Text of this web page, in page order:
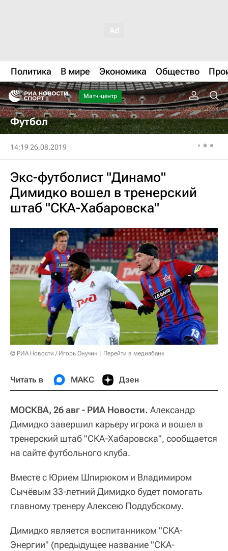
Политика В мире Экономика Общество
Матч-центр
Футбол
14:19 26.08.2019
Экс-футболист "Динамо"
Димидко вошел в тренерский
штаб "СКА-Хабаровска"
© РИА Новости / Игорь Онучин Перейти в медиабанк
Читать в МАКС Дзен
МОСКВА, 26 авг - РИА Новости. Александр
Димидко завершил карьеру игрока и вошел в
тренерский штаб "СКА-Хабаровска", сообщается
на сайте футбольного клуба.
Вместе с Юрием Шпирюком и Владимиром
Сычёвым 33-летний Димидко будет помогать
главному тренеру Алексею Поддубскому.
Димидко является воспитанником "СКА-
Энергии" (предыдущее название "СКА-